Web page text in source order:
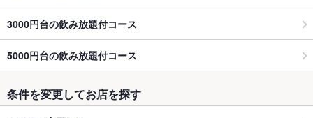
3000円台の飲み放題付コース
5000円台の飲み放題付コース
条件を変更してお店を探す